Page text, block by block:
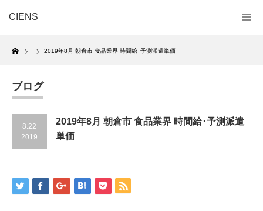
CIENS
Home
2019年8月 朝倉市 食品業界 時間給･予測派遣単価
ブログ
8.22
2019
2019年8月 朝倉市 食品業界 時間給･予測派遣
単価